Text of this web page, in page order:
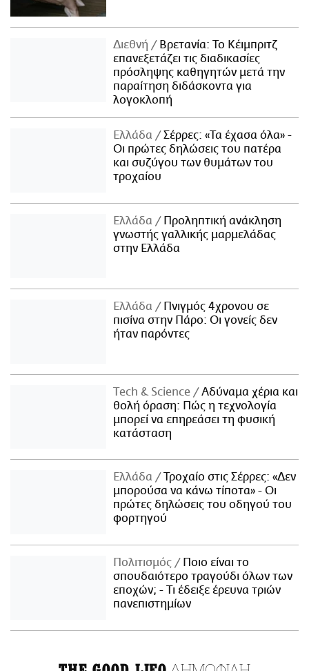
Διεθνή
Βρετανία: Το Κέιμπριτζ
επανεξετάζει τις διαδικασίες
πρόσληψης καθηγητών μετά την
παραίτηση διδάσκοντα για
λογοκλοπή
Ελλάδα
Σέρρες: «Τα έχασα όλα» -
Οι πρώτες δηλώσεις του πατέρα
και συζύγου των θυμάτων του
τροχαίου
Ελλάδα
Προληπτική ανάκληση
γνωστής γαλλικής μαρμελάδας
στην Ελλάδα
Ελλάδα
Πνιγμός 4χρονου σε
πισίνα στην Πάρο: Οι γονείς δεν
ήταν παρόντες
Τech & Science
Αδύναμα χέρια και
θολή όραση: Πώς η τεχνολογία
μπορεί να επηρεάσει τη φυσική
κατάσταση
Ελλάδα
Τροχαίο στις Σέρρες: «Δεν
μπορούσα να κάνω τίποτα» - Οι
πρώτες δηλώσεις του οδηγού του
φορτηγού
Πολιτισμός
Ποιο είναι το
σπουδαιότερο τραγούδι όλων των
εποχών; - Τι έδειξε έρευνα τριών
πανεπιστημίων